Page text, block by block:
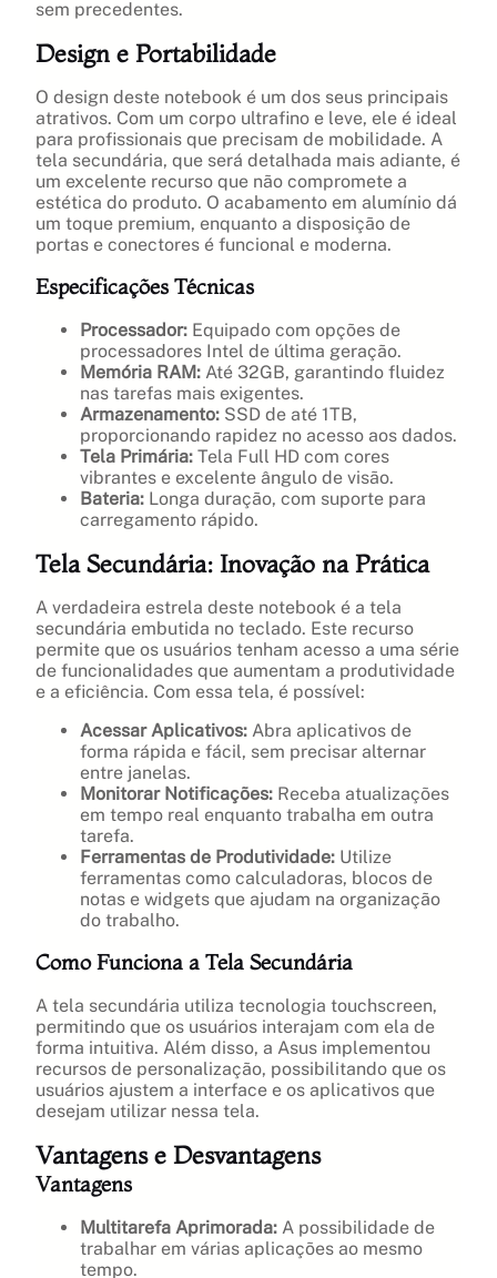
sem precedentes.
Design e Portabilidade
O design deste notebook é um dos seus principais
atrativos. Com um corpo ultrafino e leve, ele é ideal
para profissionais que precisam de mobilidade. A
tela secundária, que será detalhada mais adiante, é
um excelente recurso que não compromete a
estética do produto. O acabamento em alumínio dá
um toque premium, enquanto a disposição de
portas e conectores é funcional e moderna.
Especificações Técnicas
Processador: Equipado com opções de
processadores Intel de última geração.
Memória RAM: Até 32GB, garantindo fluidez
nas tarefas mais exigentes.
Armazenamento: SSD de até 1TB,
proporcionando rapidez no acesso aos dados.
Tela Primária: Tela Full HD com cores
vibrantes e excelente ângulo de visão.
Bateria: Longa duração, com suporte para
carregamento rápido.
Tela Secundária: Inovação na Prática
A verdadeira estrela deste notebook é a tela
secundária embutida no teclado. Este recurso
permite que os usuários tenham acesso a uma série
de funcionalidades que aumentam a produtividade
e a eficiência. Com essa tela, é possível:
Acessar Aplicativos: Abra aplicativos de
forma rápida e fácil, sem precisar alternar
entre janelas.
Monitorar Notificações: Receba atualizações
em tempo real enquanto trabalha em outra
tarefa.
Ferramentas de Produtividade: Utilize
ferramentas como calculadoras, blocos de
notas e widgets que ajudam na organização
do trabalho.
Como Funciona a Tela Secundária
A tela secundária utiliza tecnologia touchscreen,
permitindo que os usuários interajam com ela de
forma intuitiva. Além disso, a Asus implementou
recursos de personalização, possibilitando que os
usuários ajustem a interface e os aplicativos que
desejam utilizar nessa tela.
Vantagens e Desvantagens
Vantagens
Multitarefa Aprimorada: A possibilidade de
trabalhar em várias aplicações ao mesmo
tempo.